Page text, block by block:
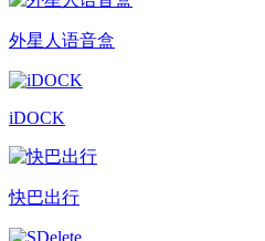
外星人语音盒
iDOCK
快巴出行